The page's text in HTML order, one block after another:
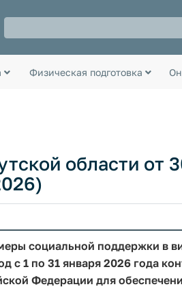
Физическая подготовка
области от
социальной поддержки в
с 1 по 31 января 2026 года
Федерации для